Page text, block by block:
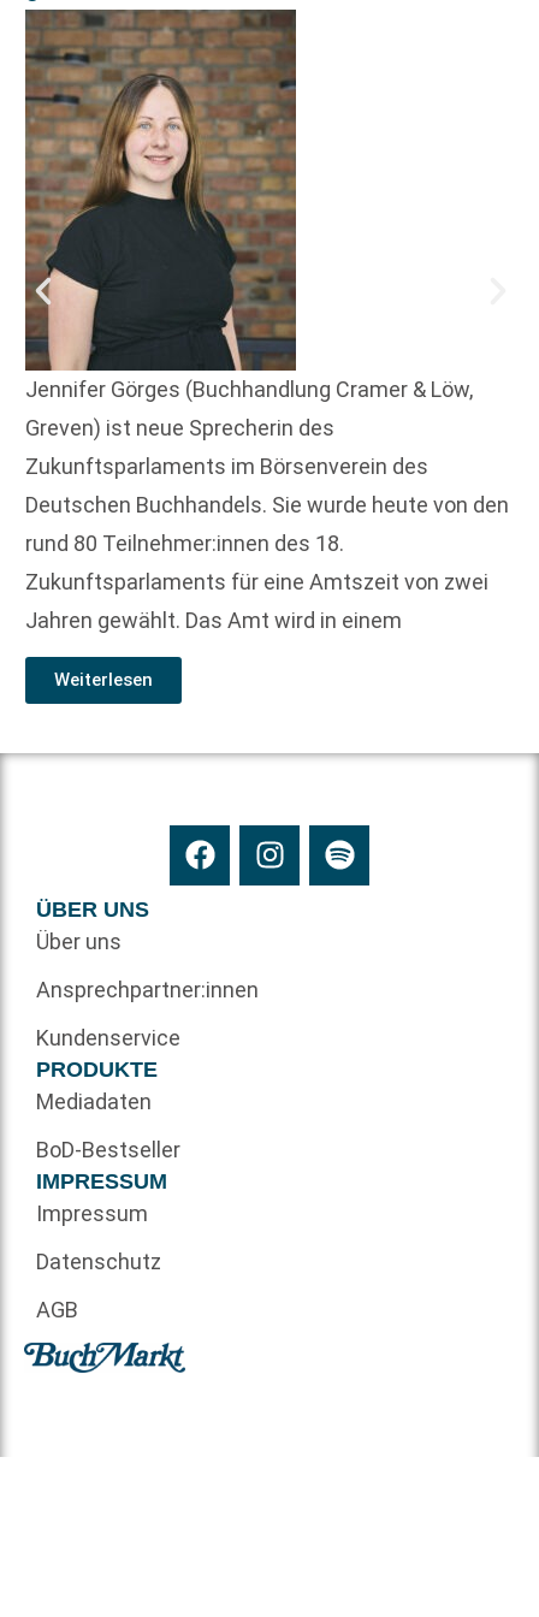
Jennifer Görges (Buchhandlung Cramer & Löw,
Greven) ist neue Sprecherin des
Zukunftsparlaments im Börsenverein des
Deutschen Buchhandels. Sie wurde heute von den
rund 80 Teilnehmer:innen des 18.
Zukunftsparlaments für eine Amtszeit von zwei
Jahren gewählt. Das Amt wird in einem
Weiterlesen
ÜBER UNS
Über uns
Ansprechpartner:innen
Kundenservice
PRODUKTE
Mediadaten
BoD-Bestseller
IMPRESSUM
Impressum
Datenschutz
AGB